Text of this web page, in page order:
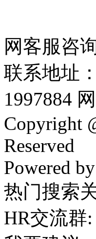
网客服咨
联系地址
1997884
Copyright
Reserved
Powered by
热门搜索
HR交流群: